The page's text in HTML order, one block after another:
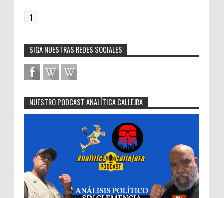
1
SIGA NUESTRAS REDES SOCIALES
NUESTRO PODCAST ANALÍTICA CALLEJRA